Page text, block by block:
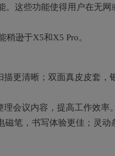
。这些功能使得用户在无网
逊于X5和X5 Pro。
更清晰；双面真皮皮套，
会议内容，提高工作效率。
磁笔，书写体验更佳；灵动